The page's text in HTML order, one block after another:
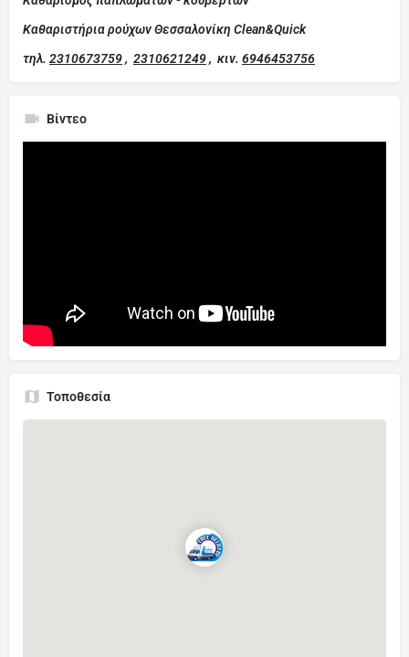
Καθαριστήρια ρούχων Θεσσαλονίκη Clean&Quick
τηλ. 2310673759, 2310621249, κιν. 6946453756
Βίντεο
Τοποθεσία